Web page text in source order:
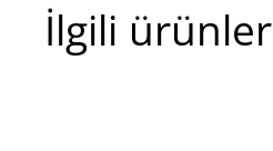
İlgili ürünler